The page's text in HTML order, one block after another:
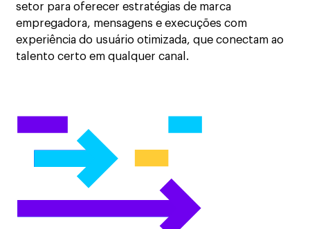
setor para oferecer estratégias de marca
empregadora, mensagens e execuções com
experiência do usuário otimizada, que conectam ao
talento certo em qualquer canal.